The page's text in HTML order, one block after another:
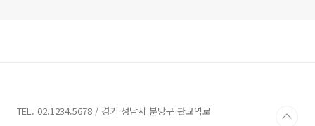
TEL. 02.1234.5678 / 경기 성남시 분당구 판교역로